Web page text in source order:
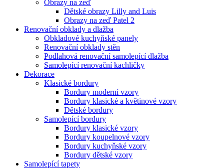
Obrazy na zeď
Dětské obrazy Lilly and Luis
Obrazy na zeď Patel 2
Renovační obklady a dlažba
Obkladové kuchyňské panely
Renovační obklady stěn
Podlahová renovační samolepící dlažba
Samolepící renovační kachličky
Dekorace
Klasické bordury
Bordury moderní vzory
Bordury klasické a květinové vzory
Dětské bordury
Samolepící bordury
Bordury klasické vzory
Bordury koupelnové vzory
Bordury kuchyňské vzory
Bordury dětské vzory
Samolepící tapety